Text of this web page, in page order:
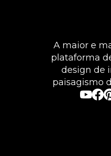
A maior e
plataforma
design de
paisagismo